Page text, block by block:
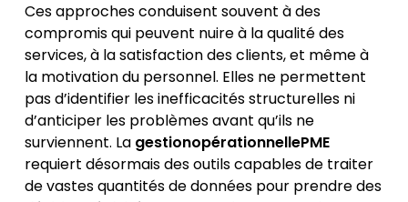
Ces approches conduisent souvent à des
compromis qui peuvent nuire à la qualité des
services, à la satisfaction des clients, et même à
la motivation du personnel. Elles ne permettent
pas d’identifier les inefficacités structurelles ni
d’anticiper les problèmes avant qu’ils ne
surviennent. La gestionopérationnellePME
requiert désormais des outils capables de traiter
de vastes quantités de données pour prendre des